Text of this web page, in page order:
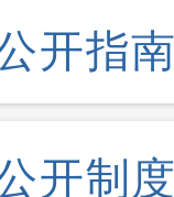
开指
开制